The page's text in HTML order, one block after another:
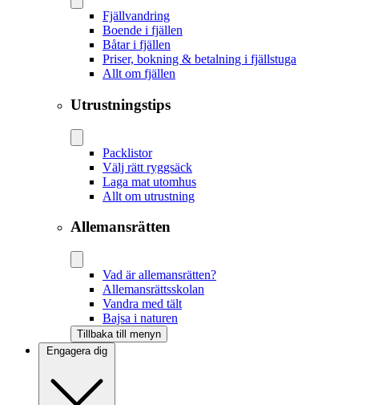
Fjällvandring
Boende i fjällen
Båtar i fjällen
Priser, bokning & betalning i fjällstuga
Allt om fjällen
Utrustningstips
Packlistor
Välj rätt ryggsäck
Laga mat utomhus
Allt om utrustning
Allemansrätten
Vad är allemansrätten?
Allemansrättsskolan
Vandra med tält
Bajsa i naturen
Tillbaka till menyn
Engagera dig